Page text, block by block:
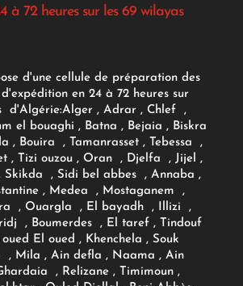
à 72 heures sur les 69 wilayas
d'une cellule de préparation des
en 24 à 72 heures sur
d'Algérie:Alger , Adrar, Chlef ,
el bouaghi , Batna , Bejaia , Biskra
, Bouira , Tamanrasset , Tebessa ,
, Tizi ouzou , Oran , Djelfa , Jijel ,
, Sidi bel abbes , Annaba ,
, Medea , Mostaganem ,
, Ouargla , El bayadh , Illizi ,
, Boumerdes , El taref , Tindouf
El oued , Khenchela , Souk
, Mila , Ain defla , Naama , Ain
, Relizane , Timimoun ,